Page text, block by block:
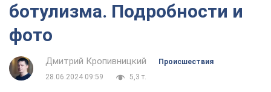
ботулизма. Подробности и
фото
Дмитрий Кропивницкий
Происшествия
28.06.2024 09:59
5,3 т.